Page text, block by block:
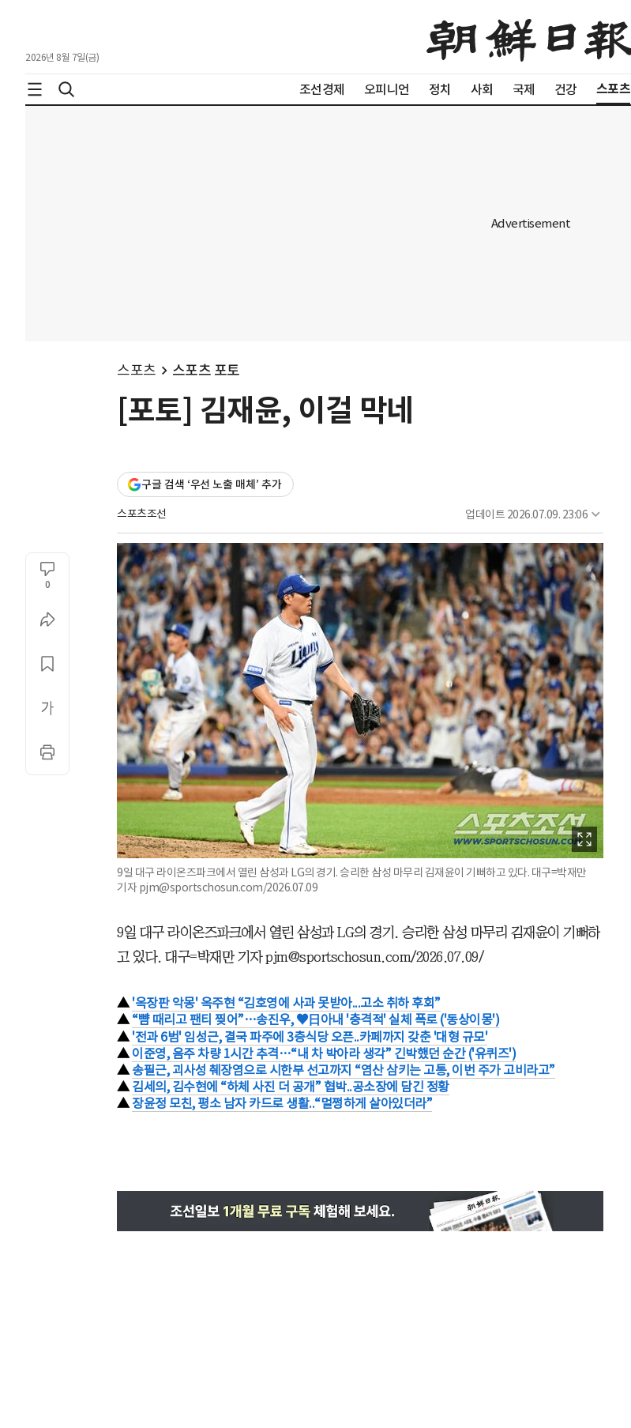
2026년 8월 7일(금)
조선경제 오피니언 정치 사회 국제 건강 스포츠
스포츠 스포츠 포토
[포토] 김재윤, 이걸 막네
구글 검색 ‘우선 노출 매체’ 추가
스포츠조선 업데이트 2026.07.09. 23:06
0
9일 대구 라이온즈파크에서 열린 삼성과 LG의 경기. 승리한 삼성 마무리 김재윤이 기뻐하고 있다. 대구=박재만
기자 pjm@sportschosun.com/2026.07.09
9일 대구 라이온즈파크에서 열린 삼성과 LG의 경기. 승리한 삼성 마무리 김재윤이 기뻐하
고 있다. 대구=박재만 기자 pjm@sportschosun.com/2026.07.09/
▲ '옥장판 악몽' 옥주현 “김호영에 사과 못받아...고소 취하 후회”
▲ “뺨 때리고 팬티 찢어”…송진우, ♥日아내 '충격적' 실체 폭로 ('동상이몽')
▲ '전과 6범' 임성근, 결국 파주에 3층식당 오픈..카페까지 갖춘 '대형 규모'
▲ 이준영, 음주 차량 1시간 추격…“내 차 박아라 생각” 긴박했던 순간 ('유퀴즈')
▲ 송필근, 괴사성 췌장염으로 시한부 선고까지 “염산 삼키는 고통, 이번 주가 고비라고”
▲ 김세의, 김수현에 “하체 사진 더 공개” 협박..공소장에 담긴 정황
▲ 장윤정 모친, 평소 남자 카드로 생활..“멀쩡하게 살아있더라”